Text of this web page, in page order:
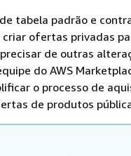
tabela padrão e
criar ofertas privadas
de outras
do AWS
o processo de
de produtos